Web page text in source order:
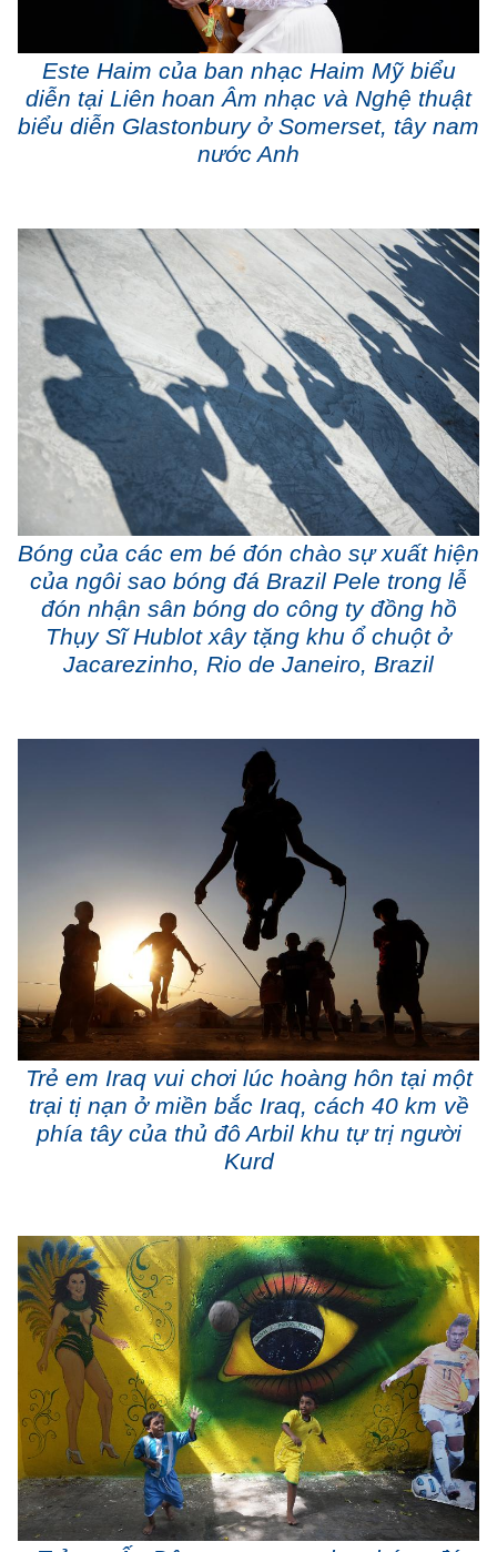
Este Haim của ban nhạc Haim Mỹ biểu
diễn tại Liên hoan Âm nhạc và Nghệ thuật
biểu diễn Glastonbury ở Somerset, tây nam
nước Anh
Bóng của các em bé đón chào sự xuất hiện
của ngôi sao bóng đá Brazil Pele trong lễ
đón nhận sân bóng do công ty đồng hồ
Thụy Sĩ Hublot xây tặng khu ổ chuột ở
Jacarezinho, Rio de Janeiro, Brazil
Trẻ em Iraq vui chơi lúc hoàng hôn tại một
trại tị nạn ở miền bắc Iraq, cách 40 km về
phía tây của thủ đô Arbil khu tự trị người
Kurd